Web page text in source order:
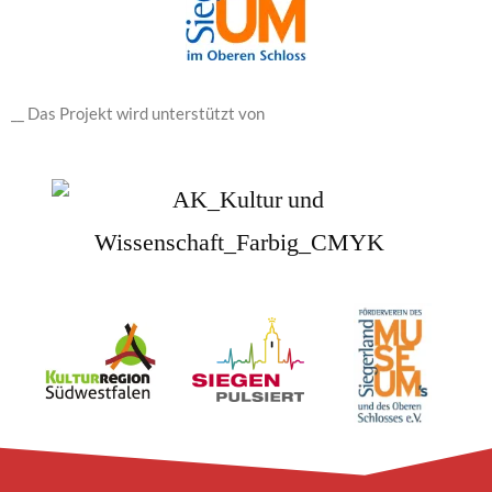
__ Das Projekt wird unterstützt von